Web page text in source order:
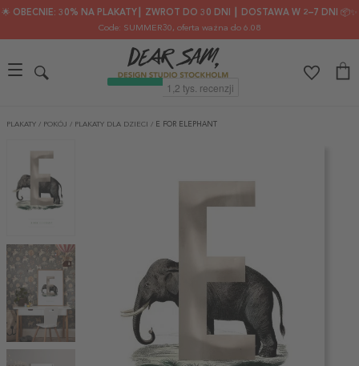
🌟 OBECNIE: 30% NA PLAKATY┃ ZWROT DO 30 DNI ┃ DOSTAWA W 2–7 DNI 📦✨
Code: SUMMER30, oferta ważna do 6.08
PLAKATY / POKÓJ / PLAKATY DLA DZIECI / E FOR ELEPHANT